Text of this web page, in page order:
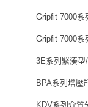
Gripfit 7000系
Gripfit 7000系
3E系列緊湊型
BPA系列增壓
KDV系列介質